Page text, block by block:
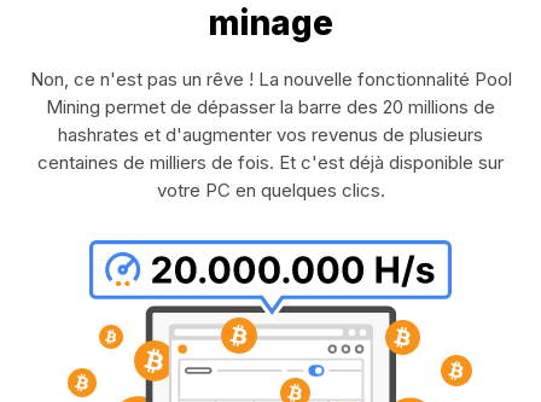
minage
Non, ce n'est pas un rêve ! La nouvelle fonctionnalité Pool
Mining permet de dépasser la barre des 20 millions de
hashrates et d'augmenter vos revenus de plusieurs
centaines de milliers de fois. Et c'est déjà disponible sur
votre PC en quelques clics.